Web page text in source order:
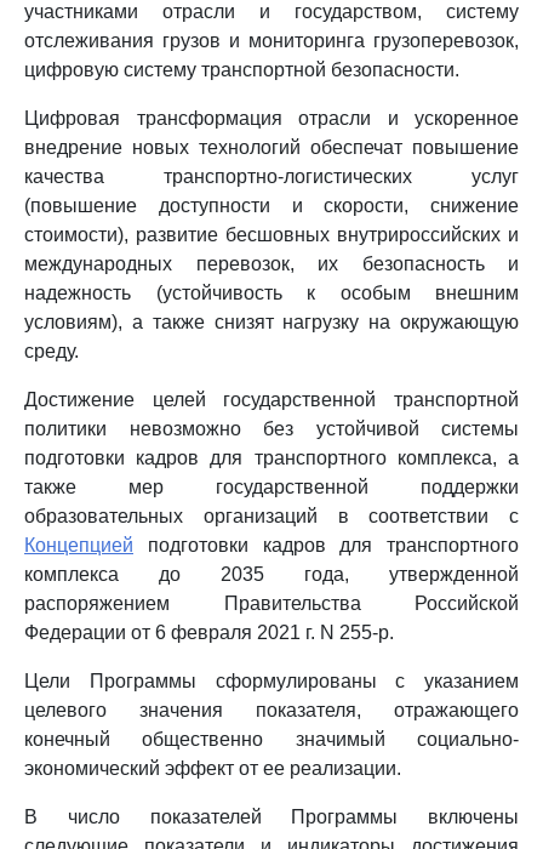
участниками отрасли и государством, систему
отслеживания грузов и мониторинга грузоперевозок,
цифровую систему транспортной безопасности.
Цифровая трансформация отрасли и ускоренное
внедрение новых технологий обеспечат повышение
качества транспортно-логистических услуг
(повышение доступности и скорости, снижение
стоимости), развитие бесшовных внутрироссийских и
международных перевозок, их безопасность и
надежность (устойчивость к особым внешним
условиям), а также снизят нагрузку на окружающую
среду.
Достижение целей государственной транспортной
политики невозможно без устойчивой системы
подготовки кадров для транспортного комплекса, а
также мер государственной поддержки
образовательных организаций в соответствии с
Концепцией подготовки кадров для транспортного
комплекса до 2035 года, утвержденной
распоряжением Правительства Российской
Федерации от 6 февраля 2021 г. N 255-р.
Цели Программы сформулированы с указанием
целевого значения показателя, отражающего
конечный общественно значимый социально-
экономический эффект от ее реализации.
В число показателей Программы включены